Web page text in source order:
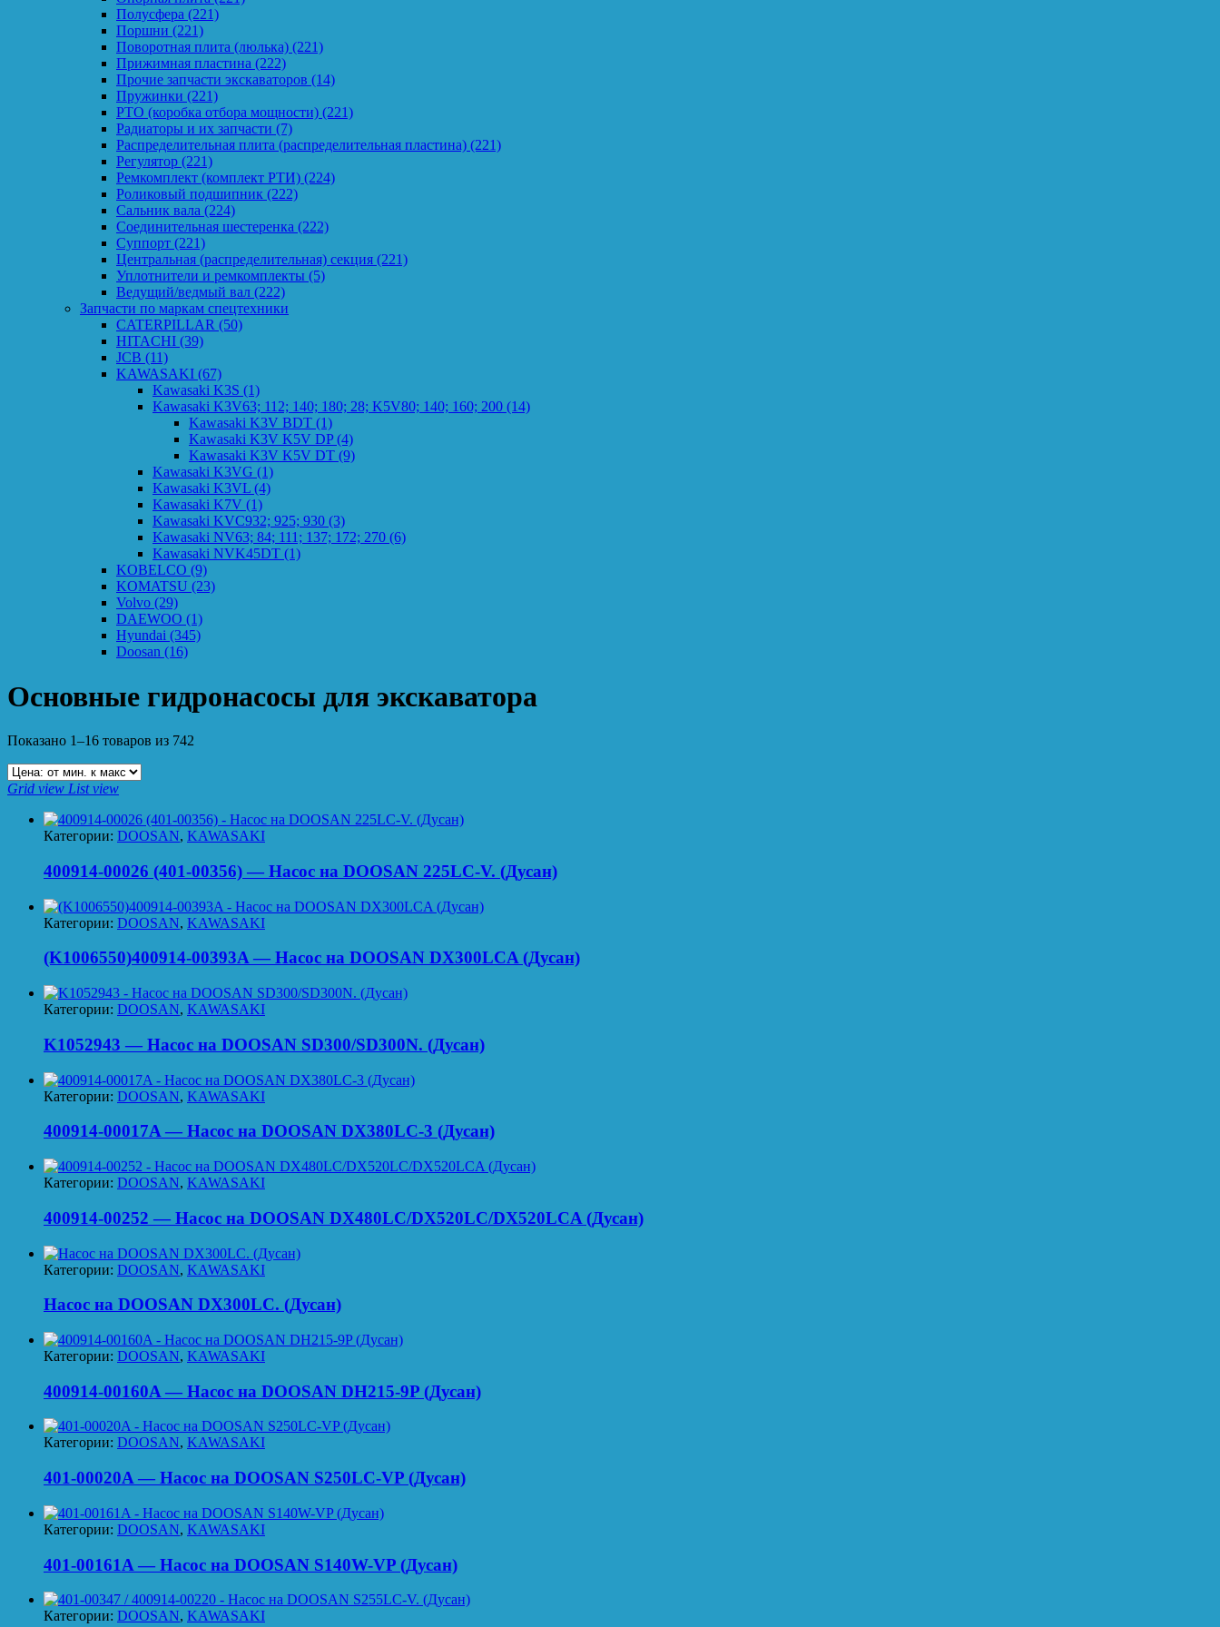
Полусфера (221)
Поршни (221)
Поворотная плита (люлька) (221)
Прижимная пластина (222)
Прочие запчасти экскаваторов (14)
Пружинки (221)
PTO (коробка отбора мощности) (221)
Радиаторы и их запчасти (7)
Распределительная плита (распределительная пластина) (221)
Регулятор (221)
Ремкомплект (комплект РТИ) (224)
Роликовый подшипник (222)
Сальник вала (224)
Соединительная шестеренка (222)
Суппорт (221)
Центральная (распределительная) секция (221)
Уплотнители и ремкомплекты (5)
Ведущий/ведмый вал (222)
Запчасти по маркам спецтехники
CATERPILLAR (50)
HITACHI (39)
JCB (11)
KAWASAKI (67)
Kawasaki K3S (1)
Kawasaki K3V63; 112; 140; 180; 28; K5V80; 140; 160; 200 (14)
Kawasaki K3V BDT (1)
Kawasaki K3V K5V DP(4)
Kawasaki K3V K5V DT (9)
Kawasaki K3VG (1)
Kawasaki K3VL (4)
Kawasaki K7V (1)
Kawasaki KVC932; 925; 930 (3)
Kawasaki NV63; 84; 111; 137; 172; 270 (6)
Kawasaki NVK45DT (1)
KOBELCO (9)
KOMATSU (23)
Volvo (29)
DAEWOO (1)
Hyundai (345)
Doosan (16)
Основные гидронасосы для экскаватора
Показано 1–16 товаров из 742
Grid view List view
Категории: DOOSAN, KAWASAKI
400914-00026 (401-00356) — Насос на DOOSAN 225LC-V. (Дусан)
Категории: DOOSAN, KAWASAKI
(K1006550)400914-00393A — Насос на DOOSAN DX300LCA (Дусан)
Категории: DOOSAN, KAWASAKI
K1052943 — Насос на DOOSAN SD300/SD300N. (Дусан)
Категории: DOOSAN, KAWASAKI
400914-00017A — Насос на DOOSAN DX380LC-3 (Дусан)
Категории: DOOSAN, KAWASAKI
400914-00252 — Насос на DOOSAN DX480LC/DX520LC/DX520LCA (Дусан)
Категории: DOOSAN, KAWASAKI
Насос на DOOSAN DX300LC. (Дусан)
Категории: DOOSAN, KAWASAKI
400914-00160A — Насос на DOOSAN DH215-9P (Дусан)
Категории: DOOSAN, KAWASAKI
401-00020A — Насос на DOOSAN S250LC-VP (Дусан)
Категории: DOOSAN, KAWASAKI
401-00161A — Насос на DOOSAN S140W-VP (Дусан)
Категории: DOOSAN, KAWASAKI